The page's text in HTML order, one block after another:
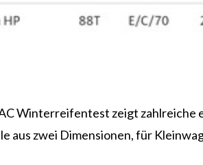
Winterreifentest zeigt zahlreiche
aus zwei Dimensionen, für